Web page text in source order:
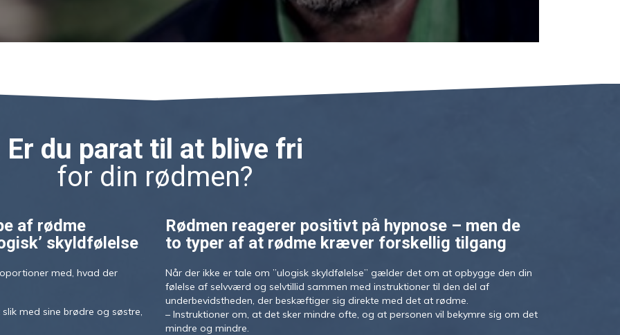
Er du parat til at blive fri
for din rødmen?
af rødme
skyldfølelse
med, hvad der
med sine brødre og søstre,
Rødmen reagerer positivt på hypnose – men de
to typer af at rødme kræver forskellig tilgang
Når der ikke er tale om ”ulogisk skyldfølelse” gælder det om at opbygge den din
følelse af selvværd og selvtillid sammen med instruktioner til den del af
underbevidstheden, der beskæftiger sig direkte med det at rødme.
– Instruktioner om, at det sker mindre ofte, og at personen vil bekymre sig om det
mindre og mindre.